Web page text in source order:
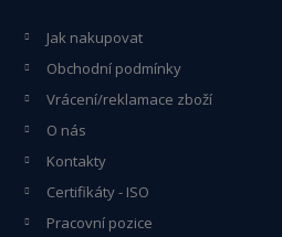
Jak nakupovat
Obchodní podmínky
Vrácení/reklamace zboží
O nás
Kontakty
Certifikáty - ISO
Pracovní pozice